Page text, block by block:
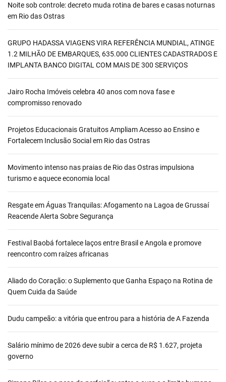
Noite sob controle: decreto muda rotina de bares e casas noturnas
em Rio das Ostras
GRUPO HADASSA VIAGENS VIRA REFERÊNCIA MUNDIAL, ATINGE
1.2 MILHÃO DE EMBARQUES, 635.000 CLIENTES CADASTRADOS E
IMPLANTA BANCO DIGITAL COM MAIS DE 300 SERVIÇOS
Jairo Rocha Imóveis celebra 40 anos com nova fase e
compromisso renovado
Projetos Educacionais Gratuitos Ampliam Acesso ao Ensino e
Fortalecem Inclusão Social em Rio das Ostras
Movimento intenso nas praias de Rio das Ostras impulsiona
turismo e aquece economia local
Resgate em Águas Tranquilas: Afogamento na Lagoa de Grussaí
Reacende Alerta Sobre Segurança
Festival Baobá fortalece laços entre Brasil e Angola e promove
reencontro com raízes africanas
Aliado do Coração: o Suplemento que Ganha Espaço na Rotina de
Quem Cuida da Saúde
Dudu campeão: a vitória que entrou para a história de A Fazenda
Salário mínimo de 2026 deve subir a cerca de R$ 1.627, projeta
governo